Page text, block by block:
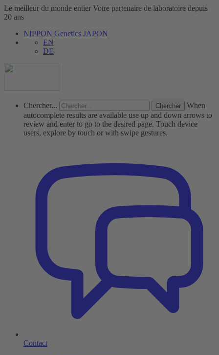
Le meilleur du monde entier Votre partenaire de laboratoire depuis
20 ans
NIPPON Genetics JAPON
EN
DE
Chercher...
When
autocomplete results are available use up and down arrows to
review and enter to go to the desired page. Touch device
users, explore by touch or with swipe gestures.
Contact